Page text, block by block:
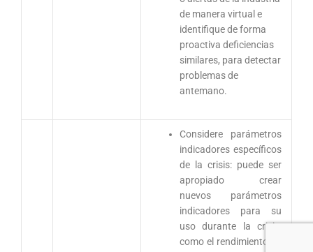
de manera virtual e
identifique de forma
proactiva deficiencias
similares, para detectar
problemas de
antemano.
Considere parámetros
indicadores específicos
de la crisis: puede ser
apropiado crear
nuevos parámetros
indicadores para su
uso durante la crisis,
como el rendimiento de